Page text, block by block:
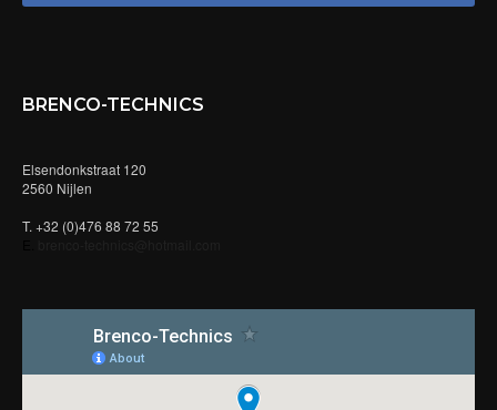
BRENCO-TECHNICS
Elsendonkstraat 120
2560 Nijlen
T. +32 (0)476 88 72 55